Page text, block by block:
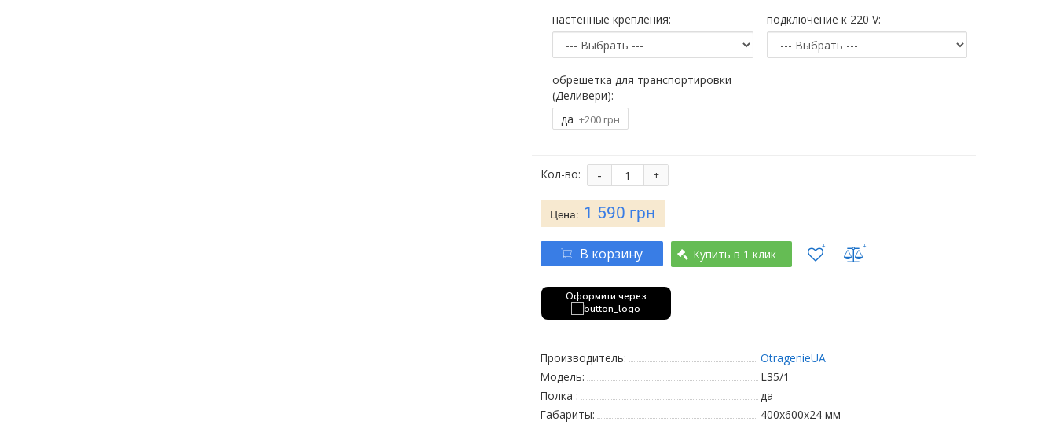
настенные крепления: подключение к 220 V:
обрешетка для транспортировки
(Деливери):
да +200 грн
Кол-во: +
-
Цена: 1 590 грн
В корзину
Оформити через
Купить в 1 клик
Производитель:
OtragenieUA
Модель:
L35/1
Полка :
да
Габариты:
400х600х24 мм